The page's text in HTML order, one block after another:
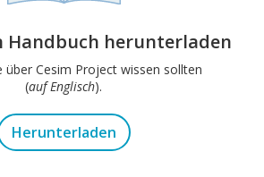
Handbuch herunterladen
über Cesim Project wissen sollten
(auf Englisch).
Herunterladen